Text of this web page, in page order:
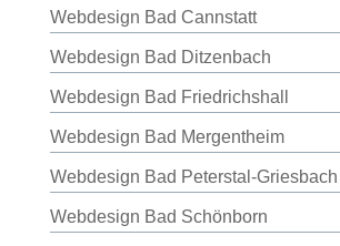
Webdesign Bad Cannstatt
Webdesign Bad Ditzenbach
Webdesign Bad Friedrichshall
Webdesign Bad Mergentheim
Webdesign Bad Peterstal-Griesbach
Webdesign Bad Schönborn